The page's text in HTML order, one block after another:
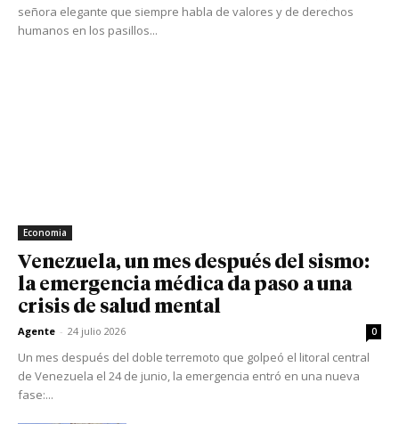
señora elegante que siempre habla de valores y de derechos
humanos en los pasillos...
Economia
Venezuela, un mes después del sismo:
la emergencia médica da paso a una
crisis de salud mental
Agente - 24 julio 2026 0
Un mes después del doble terremoto que golpeó el litoral central
de Venezuela el 24 de junio, la emergencia entró en una nueva
fase:...